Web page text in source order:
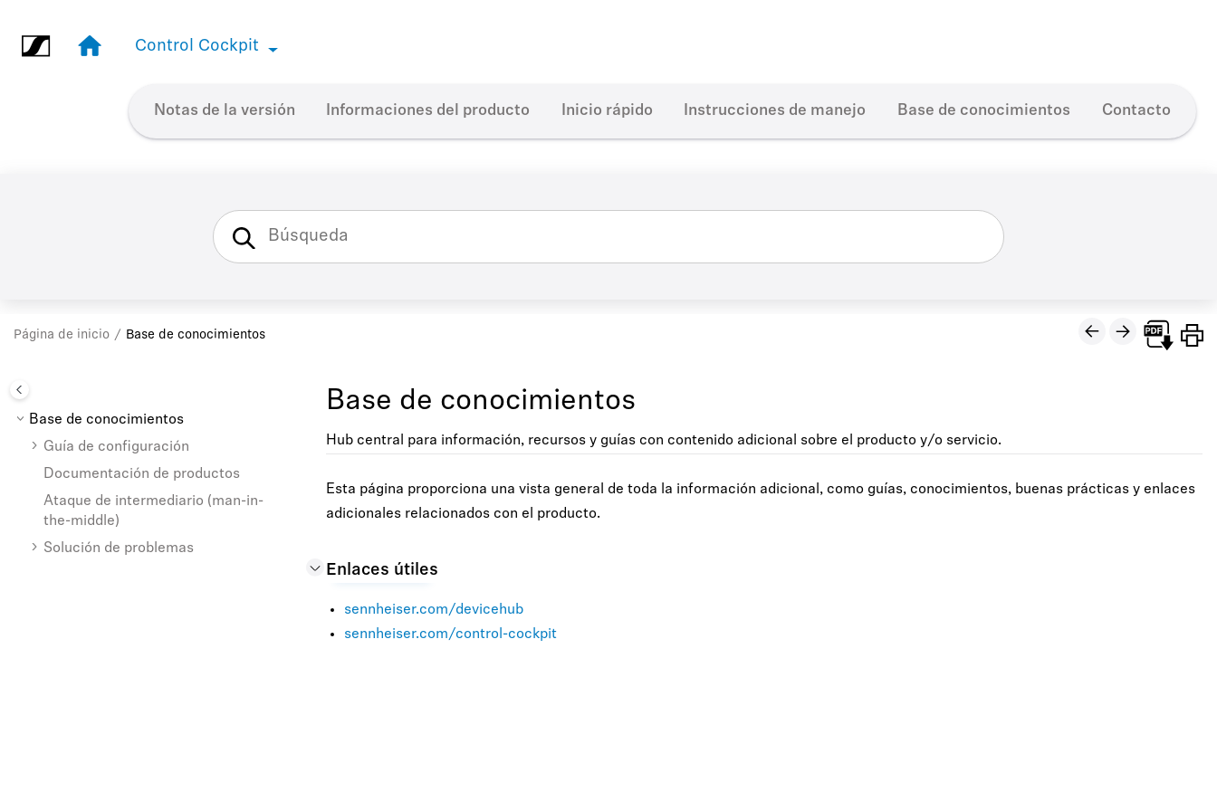
Control Cockpit
Control Cockpit
Notas de la versión Informaciones del producto Inicio rápido Instrucciones de manejo Base de conocimientos Contacto
Página de inicio Base de conocimientos
Base de conocimientos
Guía de configuración
Documentación de productos
Ataque de intermediario (man-in-
the-middle)
Solución de problemas
Base de conocimientos
Hub central para información, recursos y guías con contenido adicional sobre el producto y/o servicio.
Esta página proporciona una vista general de toda la información adicional, como guías, conocimientos, buenas prácticas y enlaces
adicionales relacionados con el producto.
Enlaces útiles
sennheiser.com/devicehub
sennheiser.com/control-cockpit